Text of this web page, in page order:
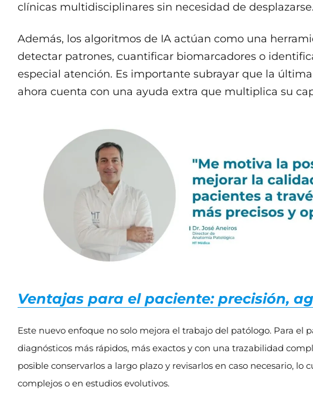
clínicas multidisciplinares sin necesidad de desplazarse.
Además, los algoritmos de IA actúan como una
detectar patrones, cuantificar biomarcadores o
especial atención. Es importante subrayar que la
ahora cuenta con una ayuda extra que multiplica su
Ventajas para el paciente: precisión,
Este nuevo enfoque no solo mejora el trabajo del patólogo. Para
diagnósticos más rápidos, más exactos y con una trazabilidad
posible conservarlos a largo plazo y revisarlos en caso necesario,
complejos o en estudios evolutivos.